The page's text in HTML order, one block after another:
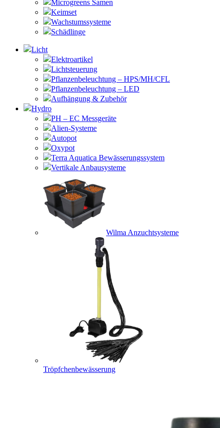
Microgreens Samen
Keimset
Wachstumssysteme
Schädlinge
Licht
Elektroartikel
Lichtsteuerung
Pflanzenbeleuchtung – HPS/MH/CFL
Pflanzenbeleuchtung – LED
Aufhängung & Zubehör
Hydro
PH – EC Messgeräte
Alien-Systeme
Autopot
Oxypot
Terra Aquatica Bewässerungssystem
Vertikale Anbausysteme
Wilma Anzuchtsysteme
Tröpfchenbewässerung